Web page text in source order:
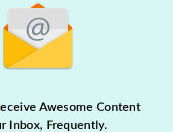
Awesome Content
Inbox, Frequently.